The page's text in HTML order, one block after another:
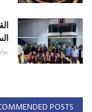
يوليو
POSTS